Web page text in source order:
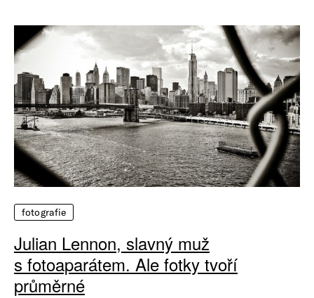
fotografie
Julian Lennon, slavný muž
s fotoaparátem. Ale fotky tvoří
průměrné